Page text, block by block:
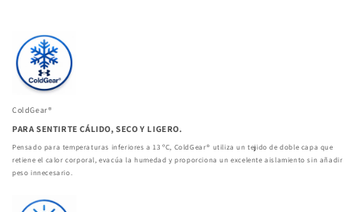
ColdGear®
PARA SENTIRTE CÁLIDO, SECO Y LIGERO.
Pensado para temperaturas inferiores a 13 ºC, ColdGear® utiliza un tejido de doble capa que
retiene el calor corporal, evacúa la humedad y proporciona un excelente aislamiento sin añadir
peso innecesario.